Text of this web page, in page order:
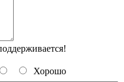
Хорошо